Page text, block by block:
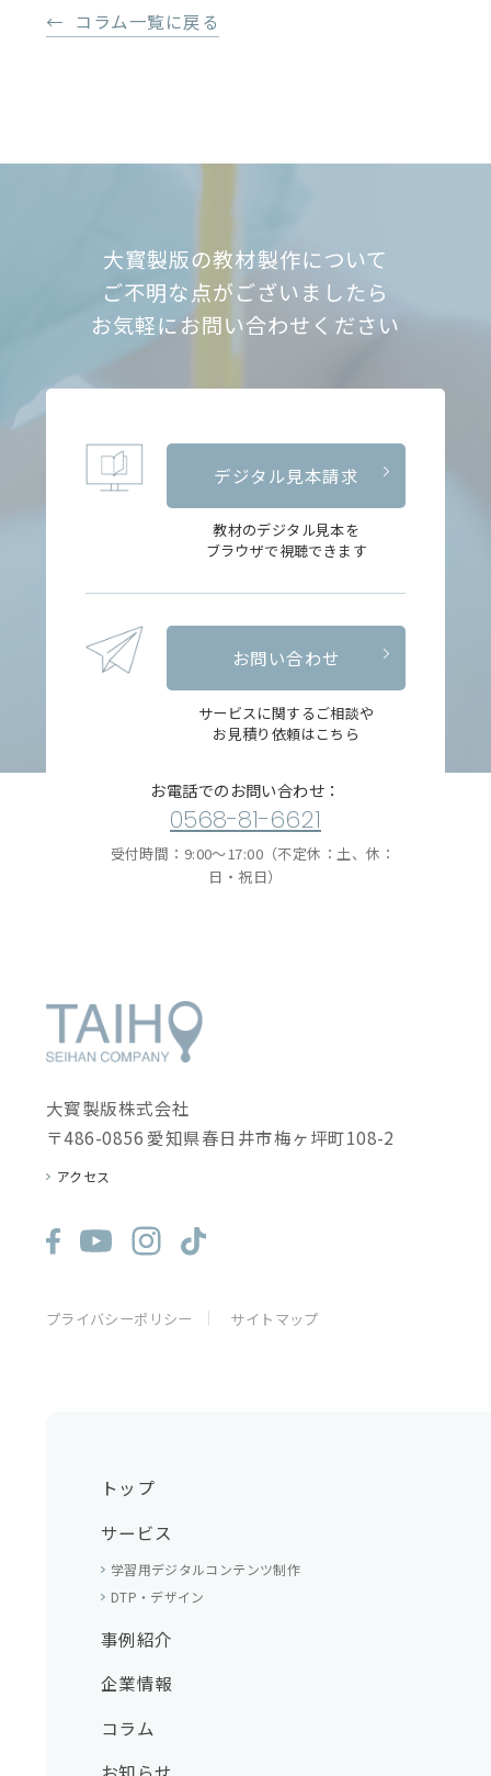
コラム一覧に戻る
大寳製版の教材製作について
ご不明な点がございましたら
お気軽にお問い合わせください
デジタル見本請求
教材のデジタル見本を
ブラウザで視聴できます
お問い合わせ
サービスに関するご相談や
お見積り依頼はこちら
お電話でのお問い合わせ：
0568-81-6621
受付時間：9:00〜17:00（不定休：土、休：
日・祝日）
大寳製版株式会社
〒486-0856 愛知県春日井市梅ヶ坪町108-2
アクセス
プライバシーポリシー サイトマップ
トップ
サービス
学習用デジタルコンテンツ制作
DTP・デザイン
事例紹介
企業情報
コラム